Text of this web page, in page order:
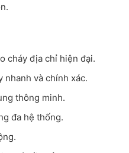
cháy địa chỉ hiện đại.
nhanh và chính xác.
thông minh.
đa hệ thống.